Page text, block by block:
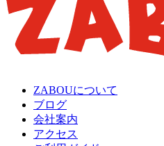
ZABOUについて
ブログ
会社案内
アクセス